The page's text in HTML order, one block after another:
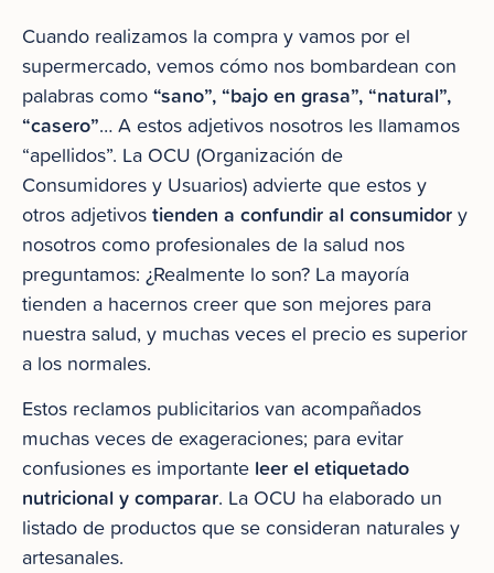
Cuando realizamos la compra y vamos por el
supermercado, vemos cómo nos bombardean con
palabras como “sano”, “bajo en grasa”, “natural”,
“casero”… A estos adjetivos nosotros les llamamos
“apellidos”. La OCU (Organización de
Consumidores y Usuarios) advierte que estos y
otros adjetivos tienden a confundir al consumidor y
nosotros como profesionales de la salud nos
preguntamos: ¿Realmente lo son? La mayoría
tienden a hacernos creer que son mejores para
nuestra salud, y muchas veces el precio es superior
a los normales.
Estos reclamos publicitarios van acompañados
muchas veces de exageraciones; para evitar
confusiones es importante leer el etiquetado
nutricional y comparar. La OCU ha elaborado un
listado de productos que se consideran naturales y
artesanales.